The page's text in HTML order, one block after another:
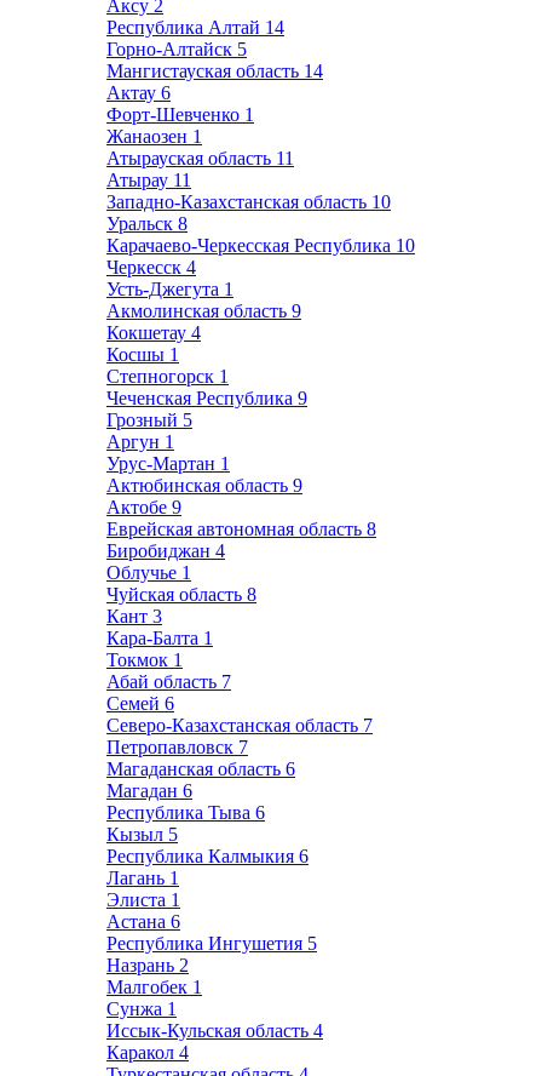
Аксу 2
Республика Алтай 14
Горно-Алтайск 5
Мангистауская область 14
Актау 6
Форт-Шевченко 1
Жанаозен 1
Атырауская область 11
Атырау 11
Западно-Казахстанская область 10
Уральск 8
Карачаево-Черкесская Республика 10
Черкесск 4
Усть-Джегута 1
Акмолинская область 9
Кокшетау 4
Косшы 1
Степногорск 1
Чеченская Республика 9
Грозный 5
Аргун 1
Урус-Мартан 1
Актюбинская область 9
Актобе 9
Еврейская автономная область 8
Биробиджан 4
Облучье 1
Чуйская область 8
Кант 3
Кара-Балта 1
Токмок 1
Абай область 7
Семей 6
Северо-Казахстанская область 7
Петропавловск 7
Магаданская область 6
Магадан 6
Республика Тыва 6
Кызыл 5
Республика Калмыкия 6
Лагань 1
Элиста 1
Астана 6
Республика Ингушетия 5
Назрань 2
Малгобек 1
Сунжа 1
Иссык-Кульская область 4
Каракол 4